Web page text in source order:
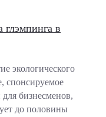
глэмпинга в
‎экологического
спонсируемое
бизнесменов,
до половины